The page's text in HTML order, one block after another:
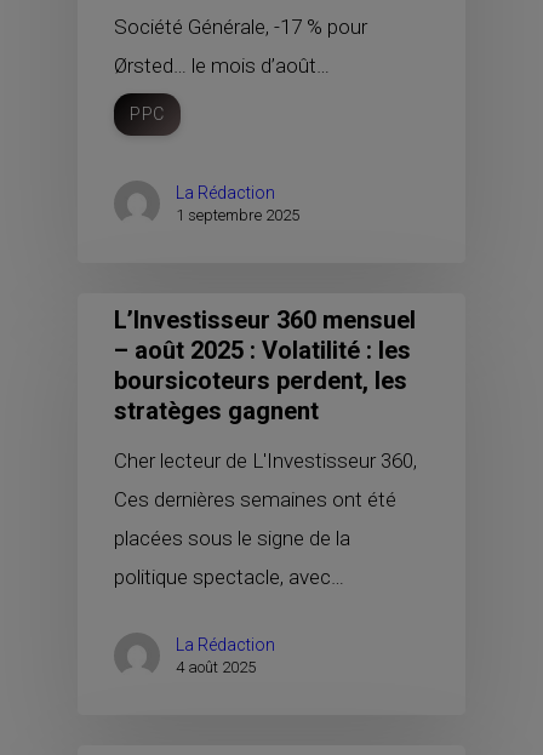
Société Générale, -17 % pour
Ørsted… le mois d’août…
PPC
La Rédaction
1 septembre 2025
L’Investisseur 360 mensuel
– août 2025 : Volatilité : les
boursicoteurs perdent, les
stratèges gagnent
Cher lecteur de L'Investisseur 360,
Ces dernières semaines ont été
placées sous le signe de la
politique spectacle, avec…
La Rédaction
4 août 2025